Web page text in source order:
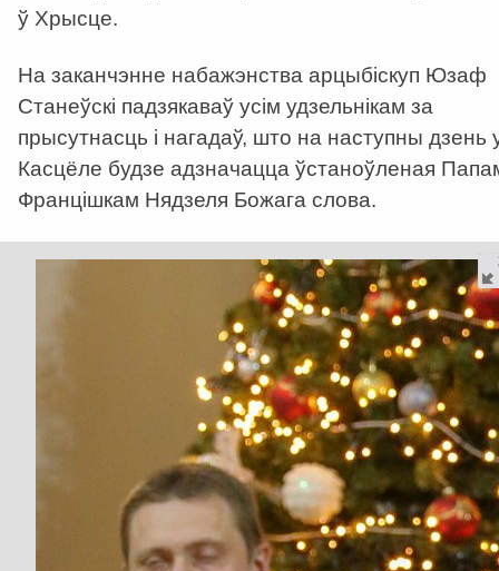
ў Хрысце.
На заканчэнне набажэнства арцыбіскуп Юзаф
Станеўскі падзякаваў усім удзельнікам за
прысутнасць і нагадаў, што на наступны дзень
Касцёле будзе адзначацца ўстаноўленая
Францішкам Нядзеля Божага слова.